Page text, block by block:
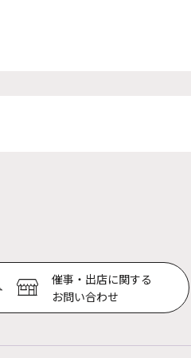
催事・出店に関する
お問い合わせ